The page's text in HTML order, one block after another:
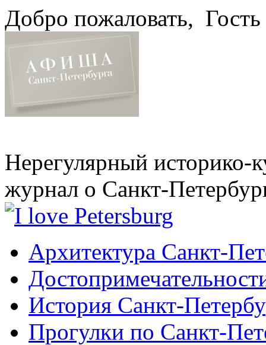
Добро пожаловать, Гость
Нерегулярный историко-
журнал о Санкт-
Архитектура Санкт-
История Санкт-
Прогулки по Санкт-